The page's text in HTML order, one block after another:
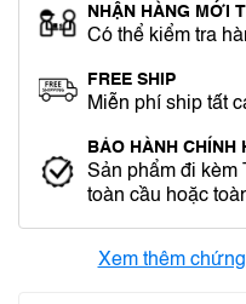
NHẬN HÀNG MỚI
Có thể kiểm tra
FREE SHIP
Miễn phí ship tất
BẢO HÀNH CHÍNH
Sản phẩm đi kèm
toàn cầu hoặc
Xem thêm